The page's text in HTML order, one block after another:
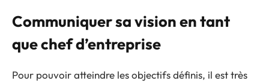
Communiquer sa vision en tant
que chef d’entreprise
Pour pouvoir atteindre les objectifs définis, il est très